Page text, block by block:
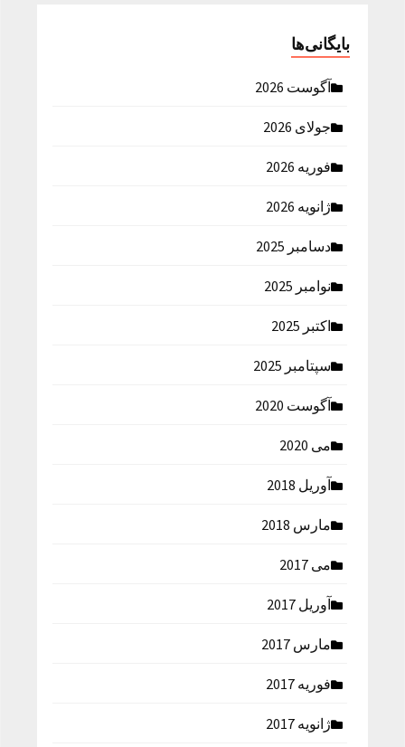
بایگانی‌ها
آگوست 2026
جولای 2026
فوریه 2026
ژانویه 2026
دسامبر 2025
نوامبر 2025
اکتبر 2025
سپتامبر 2025
آگوست 2020
می 2020
آوریل 2018
مارس 2018
می 2017
آوریل 2017
مارس 2017
فوریه 2017
ژانویه 2017